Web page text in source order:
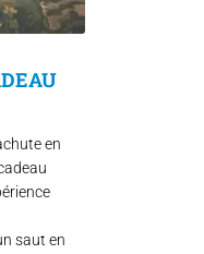
en
saut en